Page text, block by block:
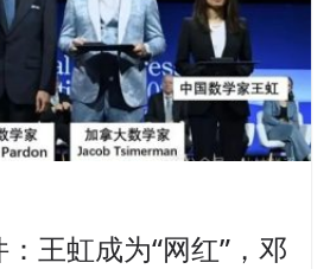
王虹成为“网红”，邓